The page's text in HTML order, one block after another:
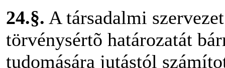
24.§. A társadalmi
törvénysértõ határozatát
tudomására jutástól